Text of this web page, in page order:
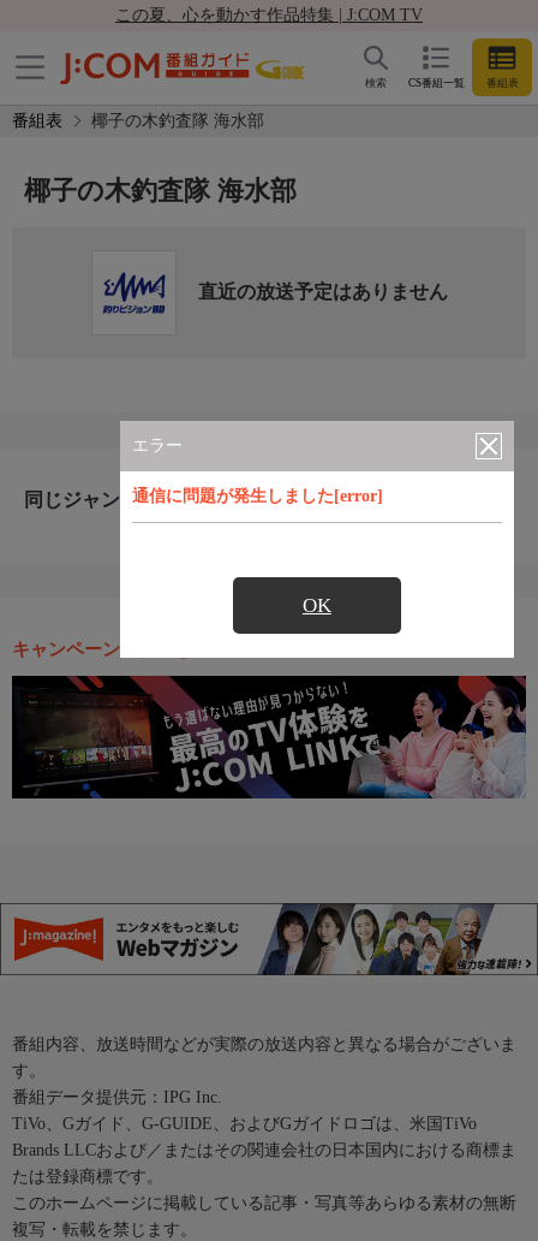
この夏、心を動かす作品特集 | J:COM TV
CS番組一覧 番組表
検索
番組表 椰子の木釣査隊 海水部
エラー
通信に問題が発生しました[error]
OK
椰子の木釣査隊 海水部
直近の放送予定はありません
同じジャンルのおすすめ番組
キャンペーン・お得な情報
番組内容、放送時間などが実際の放送内容と異なる場合がございま
す。
番組データ提供元：IPG Inc.
TiVo、Gガイド、G-GUIDE、およびGガイドロゴは、米国TiVo
Brands LLCおよび／またはその関連会社の日本国内における商標ま
たは登録商標です。
このホームページに掲載している記事・写真等あらゆる素材の無断
複写・転載を禁じます。